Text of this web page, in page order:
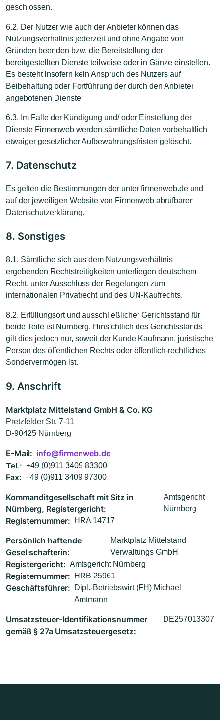
geschlossen.
6.2. Der Nutzer wie auch der Anbieter können das
Nutzungsverhältnis jederzeit und ohne Angabe von
Gründen beenden bzw. die Bereitstellung der
bereitgestellten Dienste teilweise oder in Gänze einstellen.
Es besteht insofern kein Anspruch des Nutzers auf
Beibehaltung oder Fortführung der durch den Anbieter
angebotenen Dienste.
6.3. Im Falle der Kündigung und/ oder Einstellung der
Dienste Firmenweb werden sämtliche Daten vorbehaltlich
etwaiger gesetzlicher Aufbewahrungsfristen gelöscht.
7. Datenschutz
Es gelten die Bestimmungen der unter firmenweb.de und
auf der jeweiligen Website von Firmenweb abrufbaren
Datenschutzerklärung.
8. Sonstiges
8.1. Sämtliche sich aus dem Nutzungsverhältnis
ergebenden Rechtstreitigkeiten unterliegen deutschem
Recht, unter Ausschluss der Regelungen zum
internationalen Privatrecht und des UN-Kaufrechts.
8.2. Erfüllungsort und ausschließlicher Gerichtsstand für
beide Teile ist Nürnberg. Hinsichtlich des Gerichtsstands
gilt dies jedoch nur, soweit der Kunde Kaufmann, juristische
Person des öffentlichen Rechts oder öffentlich-rechtliches
Sondervermögen ist.
9. Anschrift
Marktplatz Mittelstand GmbH & Co. KG
Pretzfelder Str. 7-11
D-90425 Nürnberg
E-Mail: info@firmenweb.de
Tel.: +49 (0)911 3409 83300
Fax: +49 (0)911 3409 97300
Kommanditgesellschaft mit Sitz in
Nürnberg, Registergericht:
Amtsgericht
Nürnberg
Registernummer: HRA 14717
Persönlich haftende
Gesellschafterin:
Marktplatz Mittelstand
Verwaltungs GmbH
Registergericht: Amtsgericht Nürnberg
Registernummer: HRB 25961
Geschäftsführer:
Dipl.-Betriebswirt (FH) Michael
Amtmann
Umsatzsteuer-Identifikationsnummer
gemäß § 27a Umsatzsteuergesetz:
DE257013307